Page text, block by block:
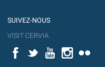
SUIVEZ-NOUS
VISIT CERVIA
FacebookTwitterYouTubeInstagram